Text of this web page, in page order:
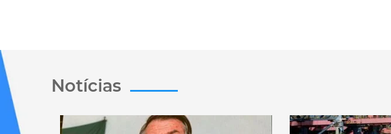
Notícias